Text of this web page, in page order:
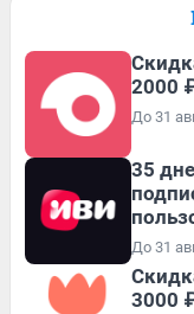
2000
До 31
35
До 31
3000